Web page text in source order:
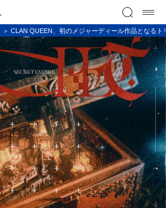
CLAN QUEEN、初のメジャーディール作品となる